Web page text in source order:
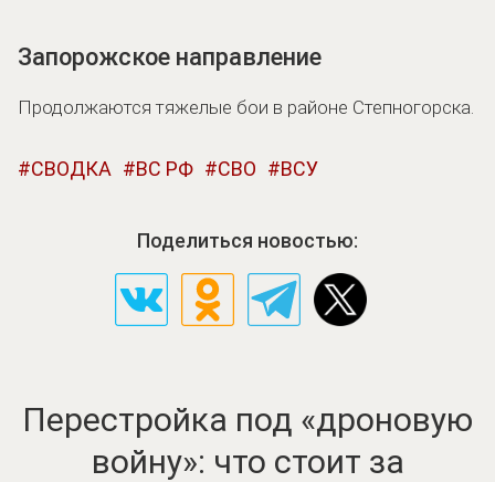
Запорожское направление
Продолжаются тяжелые бои в районе Степногорска.
СВОДКА ВС РФ СВО ВСУ
Поделиться новостью:
Перестройка под «дроновую
войну»: что стоит за